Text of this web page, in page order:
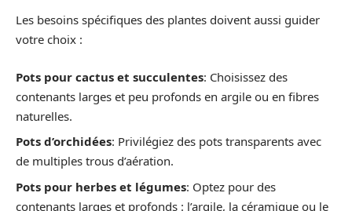
Les besoins spécifiques des plantes doivent aussi guider
votre choix :
Pots pour cactus et succulentes: Choisissez des
contenants larges et peu profonds en argile ou en fibres
naturelles.
Pots d’orchidées: Privilégiez des pots transparents avec
de multiples trous d’aération.
Pots pour herbes et légumes: Optez pour des
contenants larges et profonds : l’argile, la céramique ou le